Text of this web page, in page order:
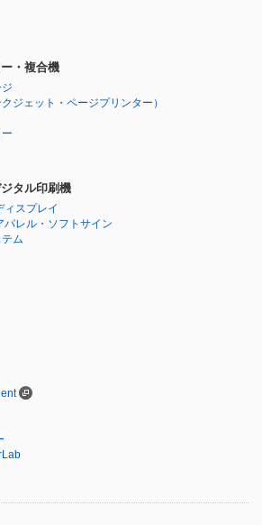
・複合機
クジェット・ページプリンター）
タル印刷機
ィスプレイ
パレル・ソフトサイン
ム